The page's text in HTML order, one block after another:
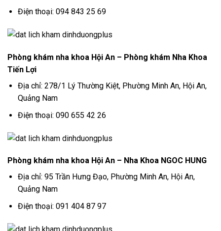
Điện thoại: 094 843 25 69
Phòng khám nha khoa Hội An – Phòng khám Nha Khoa
Tiến Lợi
Địa chỉ: 278/1 Lý Thường Kiệt, Phường Minh An, Hội An,
Quảng Nam
Điện thoại: 090 655 42 26
Phòng khám nha khoa Hội An – Nha Khoa NGOC HUNG
Địa chỉ: 95 Trần Hưng Đạo, Phường Minh An, Hội An,
Quảng Nam
Điện thoại: 091 404 87 97